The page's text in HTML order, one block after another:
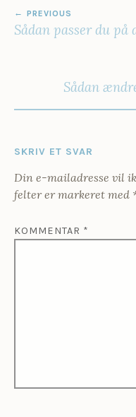
PREVIOUS
Sådan passer du på
Sådan
SKRIV ET SVAR
Din e-mailadresse vil
felter er markeret med
KOMMENTAR *